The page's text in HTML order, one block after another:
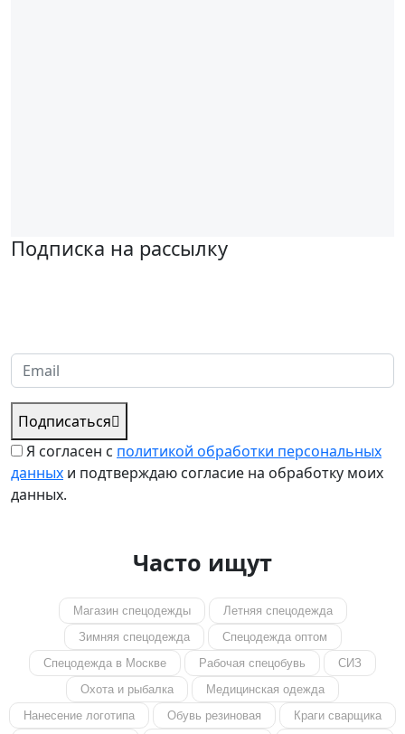
Подписка на рассылку
Подписаться
Я согласен с политикой обработки персональных
данных и подтверждаю согласие на обработку моих
данных.
Часто ищут
Магазин спецодежды
Летняя спецодежда
Зимняя спецодежда
Спецодежда оптом
Спецодежда в Москве
Рабочая спецобувь
СИЗ
Охота и рыбалка
Медицинская одежда
Нанесение логотипа
Обувь резиновая Краги сварщика